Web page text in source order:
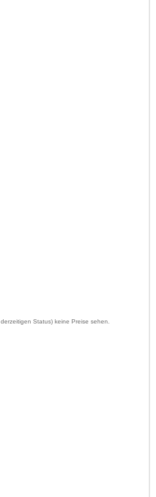
Status) keine Preise sehen.